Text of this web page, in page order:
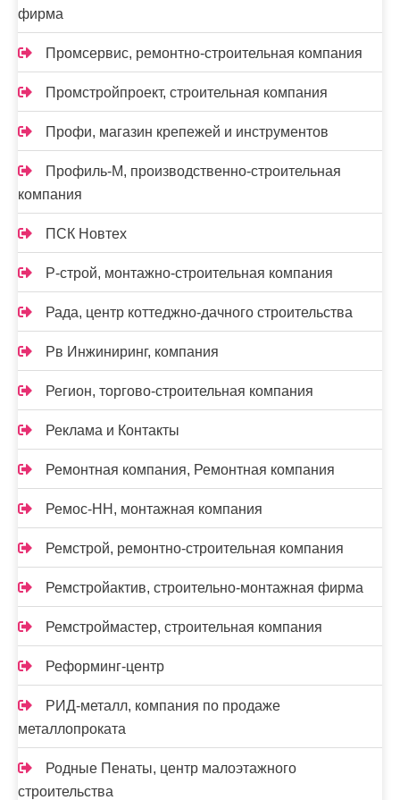
фирма
Промсервис, ремонтно-строительная компания
Промстройпроект, строительная компания
Профи, магазин крепежей и инструментов
Профиль-М, производственно-строительная
компания
ПСК Новтех
Р-строй, монтажно-строительная компания
Рада, центр коттеджно-дачного строительства
Рв Инжиниринг, компания
Регион, торгово-строительная компания
Реклама и Контакты
Ремонтная компания, Ремонтная компания
Ремос-НН, монтажная компания
Ремстрой, ремонтно-строительная компания
Ремстройактив, строительно-монтажная фирма
Ремстроймастер, строительная компания
Реформинг-центр
РИД-металл, компания по продаже
металлопроката
Родные Пенаты, центр малоэтажного
строительства